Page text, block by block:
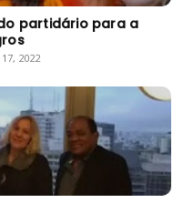
partidário para a
2022